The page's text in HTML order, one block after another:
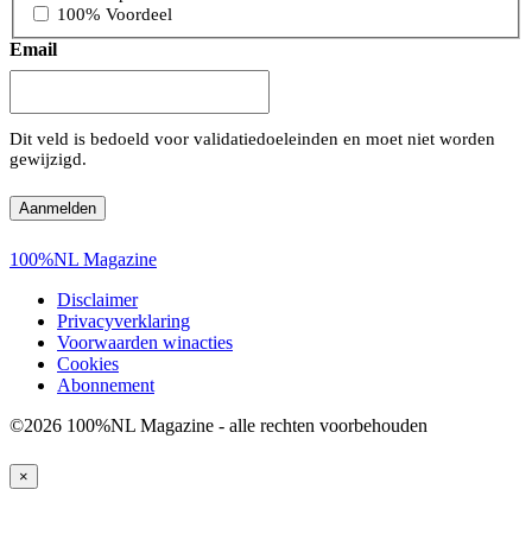
100% Voordeel
Email
Dit veld is bedoeld voor validatiedoeleinden en moet niet worden
gewijzigd.
100%NL Magazine
Disclaimer
Privacyverklaring
Voorwaarden winacties
Cookies
Abonnement
©2026 100%NL Magazine - alle rechten voorbehouden
×